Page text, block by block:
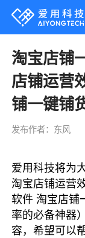
淘宝店铺
店铺运营
铺一键铺
发布作者：东风
爱用科技将为
淘宝店铺运营
软件 淘宝店铺
率的必备神器
容，希望可以